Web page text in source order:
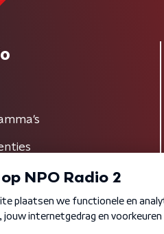
voorwaarden Privacybeleid